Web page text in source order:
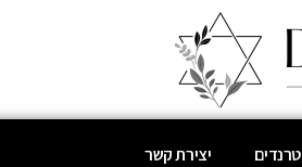
טרנדים יצירת קשר